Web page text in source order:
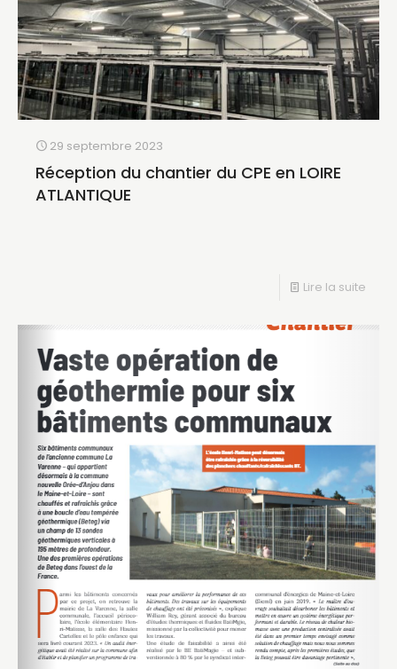
29 septembre 2023
Réception du chantier du CPE en LOIRE
ATLANTIQUE
Lire la suite